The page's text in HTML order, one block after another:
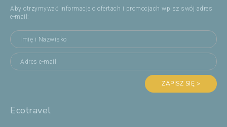
Aby otrzymywać informacje o ofertach i promocjach wpisz swój adres
e-mail:
ZAPISZ SIĘ >
Ecotravel